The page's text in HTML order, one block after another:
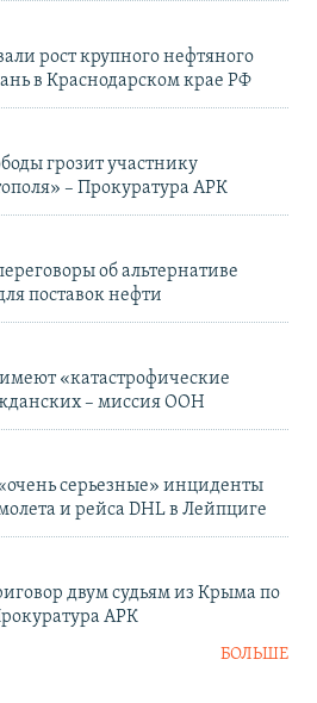
рост крупного нефтяного
в Краснодарском крае РФ
грозит участнику
– Прокуратура АРК
об альтернативе
поставок нефти
«катастрофические
– миссия ООН
серьезные» инциденты
и рейса DHL в Лейпциге
двум судьям из Крыма по
АРК
БОЛЬШЕ